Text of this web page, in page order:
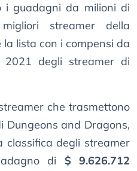
i guadagni da milioni di
streamer della
lista con i compensi da
degli streamer di
che trasmettono
Dungeons and Dragons,
classifica degli streamer
di $ 9.626.712